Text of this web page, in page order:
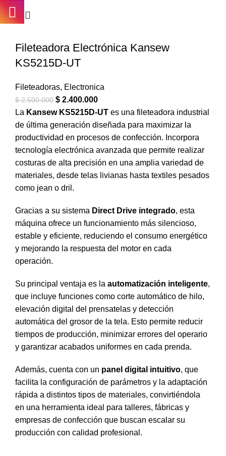
Fileteadora Electrónica Kansew
KS5215D-UT
Fileteadoras, Electronica
$2.500.000 $ 2.400.000
La Kansew KS5215D-UT es una fileteadora industrial
de última generación diseñada para maximizar la
productividad en procesos de confección. Incorpora
tecnología electrónica avanzada que permite realizar
costuras de alta precisión en una amplia variedad de
materiales, desde telas livianas hasta textiles pesados
como jean o dril.
Gracias a su sistema Direct Drive integrado, esta
máquina ofrece un funcionamiento más silencioso,
estable y eficiente, reduciendo el consumo energético
y mejorando la respuesta del motor en cada
operación.
Su principal ventaja es la automatización inteligente,
que incluye funciones como corte automático de hilo,
elevación digital del prensatelas y detección
automática del grosor de la tela. Esto permite reducir
tiempos de producción, minimizar errores del operario
y garantizar acabados uniformes en cada prenda.
Además, cuenta con un panel digital intuitivo, que
facilita la configuración de parámetros y la adaptación
rápida a distintos tipos de materiales, convirtiéndola
en una herramienta ideal para talleres, fábricas y
empresas de confección que buscan escalar su
producción con calidad profesional.